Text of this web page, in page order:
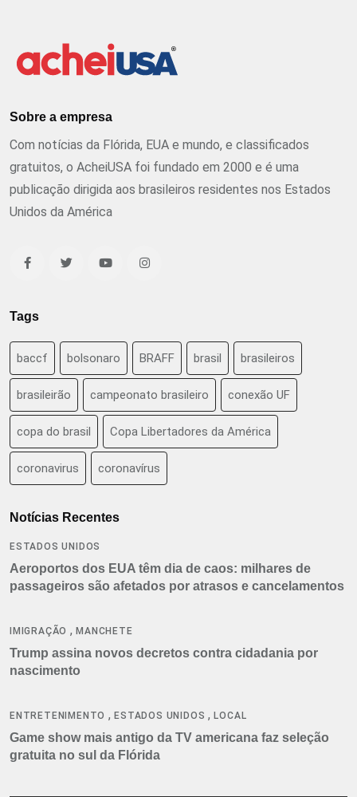
Sobre a empresa
Com notícias da Flórida, EUA e mundo, e classificados
gratuitos, o AcheiUSA foi fundado em 2000 e é uma
publicação dirigida aos brasileiros residentes nos Estados
Unidos da América
Tags
baccf bolsonaro BRAFF brasil brasileiros
brasileirão campeonato brasileiro conexão UF
copa do brasil Copa Libertadores da América
coronavirus coronavírus
Notícias Recentes
ESTADOS UNIDOS
Aeroportos dos EUA têm dia de caos: milhares de
passageiros são afetados por atrasos e cancelamentos
IMIGRAÇÃO ,MANCHETE
Trump assina novos decretos contra cidadania por
nascimento
ENTRETENIMENTO ,ESTADOS UNIDOS ,LOCAL
Game show mais antigo da TV americana faz seleção
gratuita no sul da Flórida